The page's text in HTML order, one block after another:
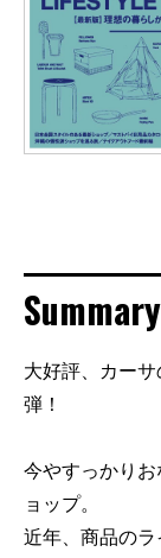
Summary
大好評、カー
弾！
今やすっかり
ョップ。
近年、商品の